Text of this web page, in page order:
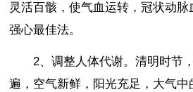
灵活百骸，使气血运转，冠状动
强心最佳法。
2、调整人体代谢。清明时节
遍，空气新鲜，阳光充足，大气